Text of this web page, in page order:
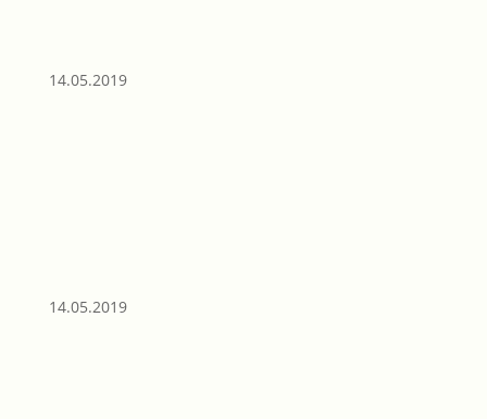
14.05.2019
14.05.2019